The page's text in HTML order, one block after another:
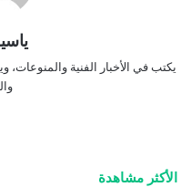
يكتب في الأخبار الفنية والمنوعات،
الأكثر مشاهدة